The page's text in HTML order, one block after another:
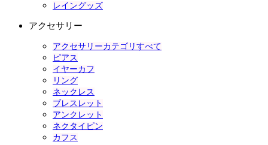
レイングッズ
アクセサリー
アクセサリーカテゴリすべて
ピアス
イヤーカフ
リング
ネックレス
ブレスレット
アンクレット
ネクタイピン
カフス